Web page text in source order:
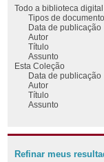
Todo a biblioteca digital
Tipos de
Data de publicação
Autor
Título
Assunto
Esta Coleção
Data de publicação
Autor
Título
Assunto
Refinar meus